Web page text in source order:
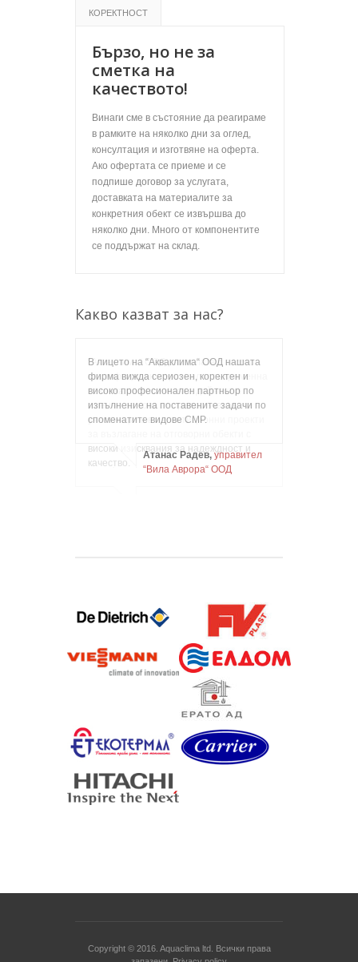
КОРЕКТНОСТ
Бързо, но не за
сметка на
качеството!
Винаги сме в състояние да реагираме
в рамките на няколко дни за оглед,
консултация и изготвяне на оферта.
Ако офертата се приеме и се
подпише договор за услугата,
доставката на материалите за
конкретния обект се извършва до
няколко дни. Много от компонентите
се поддържат на склад.
Какво казват за нас?
В лицето на “Акваклима“ ООД нашата
фирма вижда сериозен, коректен и
високо професионален партньор по
изпълнение на поставените задачи по
споменатите видове СМР.
Атанас Радев, управител
“Вила Аврора“ ООД
запазени.Privacy policy